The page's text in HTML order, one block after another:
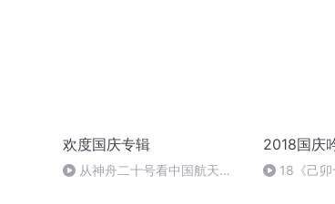
欢度国庆专辑
从神舟二十号看中国航天
2018国庆
18《己